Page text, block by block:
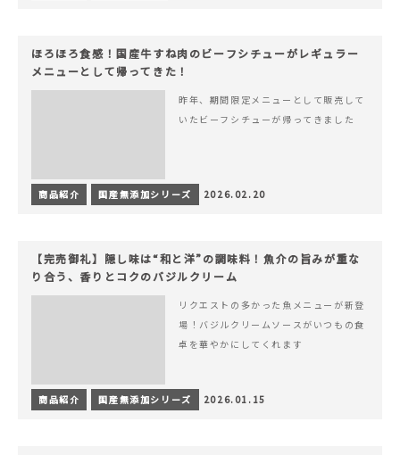
ほろほろ食感！国産牛すね肉のビーフシチューがレギュラー
メニューとして帰ってきた！
昨年、期間限定メニューとして販売して
いたビーフシチューが帰ってきました
商品紹介 国産無添加シリーズ 2026.02.20
【完売御礼】隠し味は“和と洋”の調味料！魚介の旨みが重な
り合う、香りとコクのバジルクリーム
リクエストの多かった魚メニューが新登
場！バジルクリームソースがいつもの食
卓を華やかにしてくれます
商品紹介 国産無添加シリーズ 2026.01.15